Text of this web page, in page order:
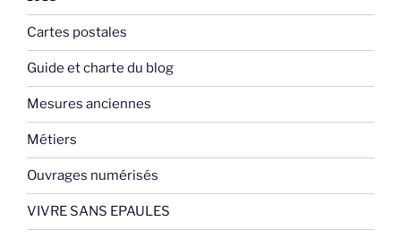
Cartes postales
Guide et charte du blog
Mesures anciennes
Métiers
Ouvrages numérisés
VIVRE SANS EPAULES